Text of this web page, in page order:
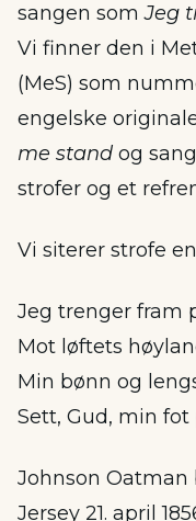
sangen somJeg
Vi finner den i
(MeS) som
engelske
me stand og
strofer og et
Vi siterer strofe
Jeg trenger fram
Mot løftets
Min bønn og
Sett, Gud, min fot
Johnson
Jersey 21. april